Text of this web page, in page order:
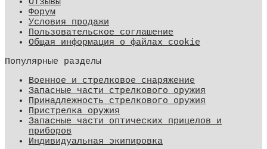
Форум
Условия продажи
Пользовательское соглашение
Общая информация о файлах cookie
Популярные разделы
Военное и стрелковое снаряжение
Запасные части стрелкового оружия
Принадлежность стрелкового оружия
Пристрелка оружия
Запасные части оптических прицелов и
приборов
Индивидуальная экипировка